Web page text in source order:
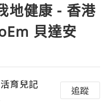
地健康 - 香港
貝達安
育兒記
追蹤